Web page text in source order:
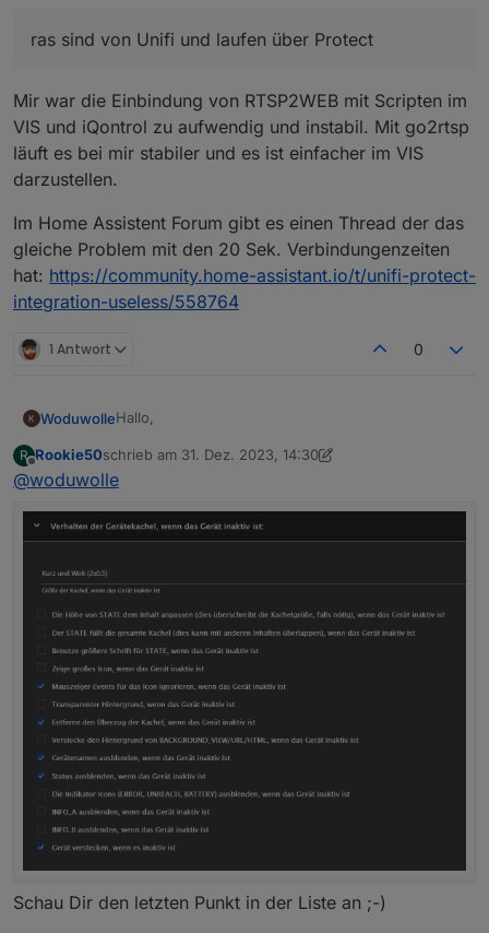
ras sind von Unifi und laufen über Protect
Mir war die Einbindung von RTSP2WEB mit Scripten im
VIS und iQontrol zu aufwendig und instabil. Mit go2rtsp
läuft es bei mir stabiler und es ist einfacher im VIS
darzustellen.
Im Home Assistent Forum gibt es einen Thread der das
gleiche Problem mit den 20 Sek. Verbindungenzeiten
hat: https://community.home-assistant.io/t/unifi-protect-
integration-useless/558764
1 Antwort 0
WoduwolleHallo,
gibt es in iQontrol die möglichkeit schalter
auszublenden wenn eine bedingung nicht erfüllt
AUTO steht die einzelnen Sprenger ausblenden
aber scheitere daran.....
Kann mir jemand einen Tipp geben ..
R
Offline
Rookie50schrieb am 31. Dez. 2023, 14:30
zuletzt editiert von Rookie50
@woduwolle
Schau Dir den letzten Punkt in der Liste an ;-)